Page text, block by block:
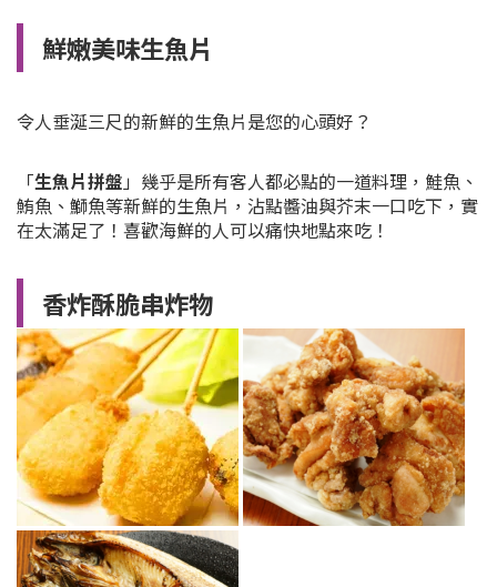
鮮嫩美味生魚片
令人垂涎三尺的新鮮的生魚片是您的心頭好？
「生魚片拼盤 」幾乎是所有客人都必點的一道料理，鮭魚、
鮪魚、鰤魚等新鮮的生魚片，沾點醬油與芥末一口吃下，實
在太滿足了！喜歡海鮮的人可以痛快地點來吃！
香炸酥脆串炸物